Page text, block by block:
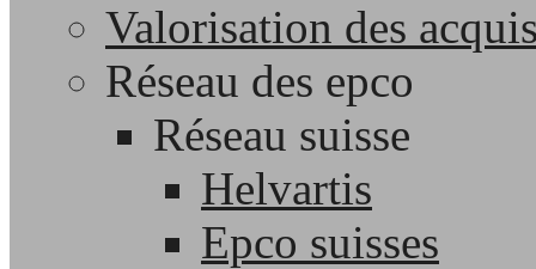
Valorisation des
Réseau des epco
Réseau suisse
Helvartis
Epco suisses